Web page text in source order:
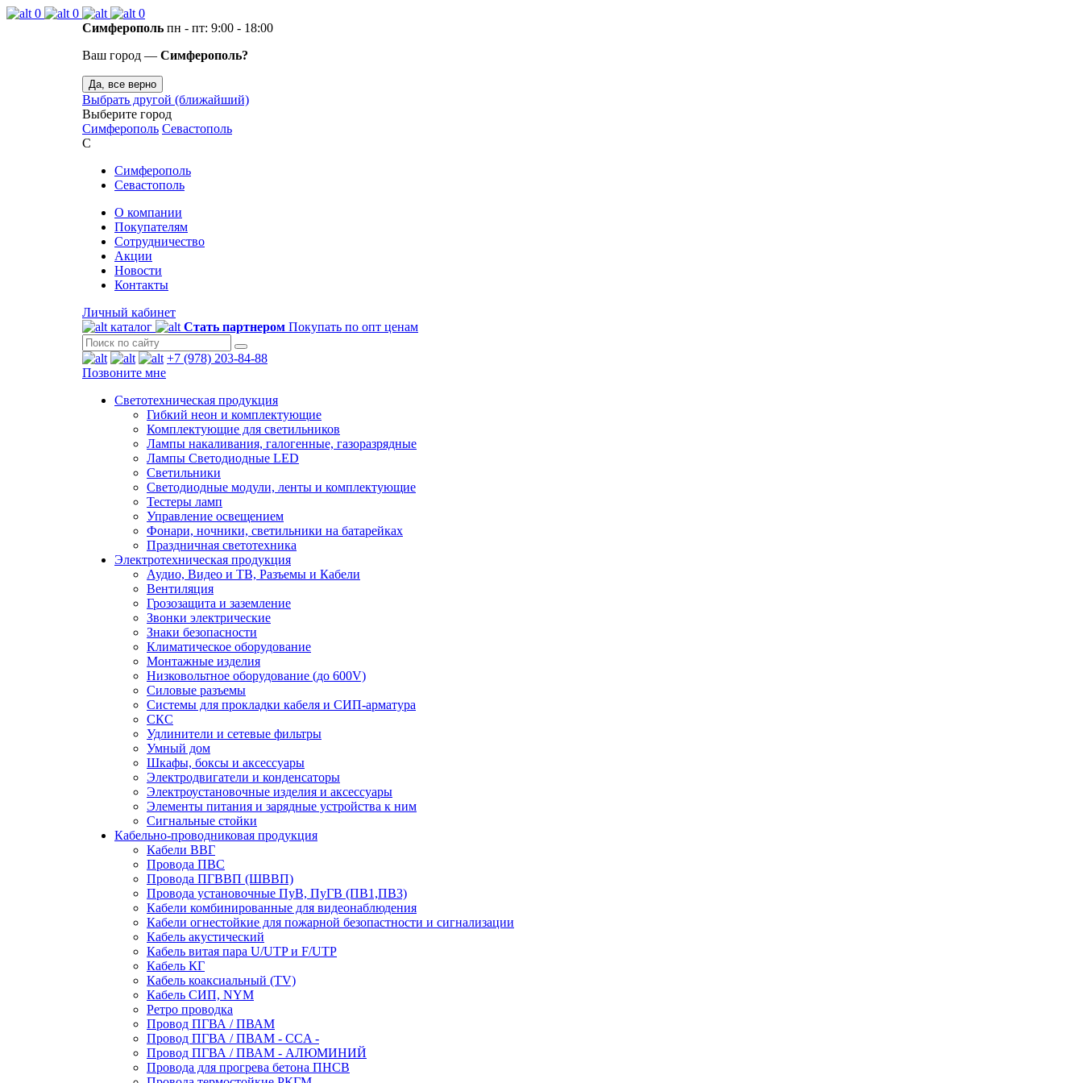
0 0
0
Симферополь пн - пт: 9:00 - 18:00
Ваш город — Симферополь?
Да, все верно
Выбрать другой (ближайший)
Выберите город
Симферополь Севастополь
С
Симферополь
Севастополь
О компании
Покупателям
Сотрудничество
Акции
Новости
Контакты
Личный кабинет
каталог
Стать партнером Покупать по опт ценам
+7 (978) 203-84-88
Позвоните мне
Светотехническая продукция
Гибкий неон и комплектующие
Комплектующие для светильников
Лампы накаливания, галогенные, газоразрядные
Лампы Светодиодные LED
Светильники
Светодиодные модули, ленты и комплектующие
Тестеры ламп
Управление освещением
Фонари, ночники, светильники на батарейках
Праздничная светотехника
Электротехническая продукция
Аудио, Видео и ТВ, Разъемы и Кабели
Вентиляция
Грозозащита и заземление
Звонки электрические
Знаки безопасности
Климатическое оборудование
Монтажные изделия
Низковольтное оборудование (до 600V)
Силовые разъемы
Системы для прокладки кабеля и СИП-арматура
СКС
Удлинители и сетевые фильтры
Умный дом
Шкафы, боксы и аксессуары
Электродвигатели и конденсаторы
Электроустановочные изделия и аксессуары
Элементы питания и зарядные устройства к ним
Сигнальные стойки
Кабельно-проводниковая продукция
Кабели ВВГ
Провода ПВС
Провода ПГВВП (ШВВП)
Провода установочные ПуВ, ПуГВ (ПВ1,ПВ3)
Кабели комбинированные для видеонаблюдения
Кабели огнестойкие для пожарной безопастности и сигнализации
Кабель акустический
Кабель витая пара U/UTP и F/UTP
Кабель КГ
Кабель коаксиальный (TV)
Кабель СИП, NYM
Ретро проводка
Провод ПГВА / ПВАМ
Провод ПГВА / ПВАМ - CCA -
Провод ПГВА / ПВАМ - АЛЮМИНИЙ
Провода для прогрева бетона ПНСВ